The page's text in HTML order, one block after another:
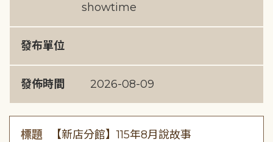
showtime
發布單位
發佈時間 2026-08-09
標題
【新店分館】115年8月說故事